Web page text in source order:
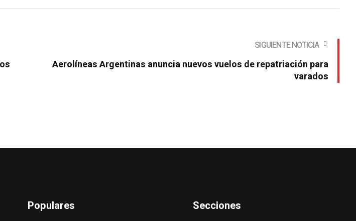
SIGUIENTE NOTICIA
Aerolíneas Argentinas anuncia nuevos vuelos de repatriación para
varados
Populares Secciones